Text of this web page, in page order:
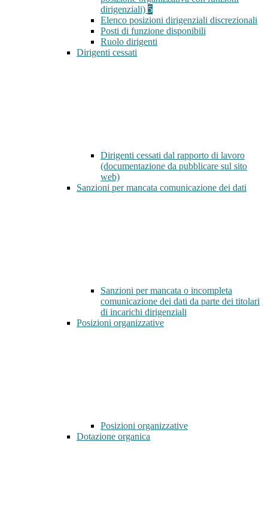
dirigenziali) 5
Elenco posizioni dirigenziali discrezionali
Posti di funzione disponibili
Ruolo dirigenti
Dirigenti cessati
Dirigenti cessati dal rapporto di lavoro
(documentazione da pubblicare sul sito
web)
Sanzioni per mancata comunicazione dei dati
Sanzioni per mancata o incompleta
comunicazione dei dati da parte dei titolari
di incarichi dirigenziali
Posizioni organizzative
Posizioni organizzative
Dotazione organica